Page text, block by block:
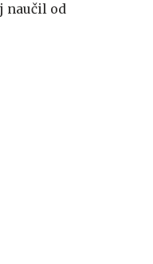
naučil od